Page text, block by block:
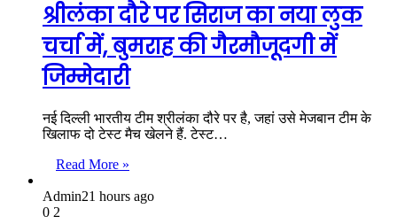
श्रीलंका दौरे पर सिराज का नया लुक
चर्चा में, बुमराह की गैरमौजूदगी में
जिम्मेदारी
नई दिल्ली भारतीय टीम श्रीलंका दौरे पर है, जहां उसे मेजबान टीम के
खिलाफ दो टेस्ट मैच खेलने हैं. टेस्ट…
Read More »
Admin21 hours ago
0 2